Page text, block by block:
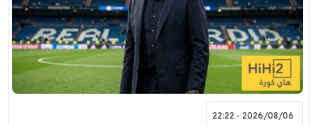
2026/08/06 - 22:22